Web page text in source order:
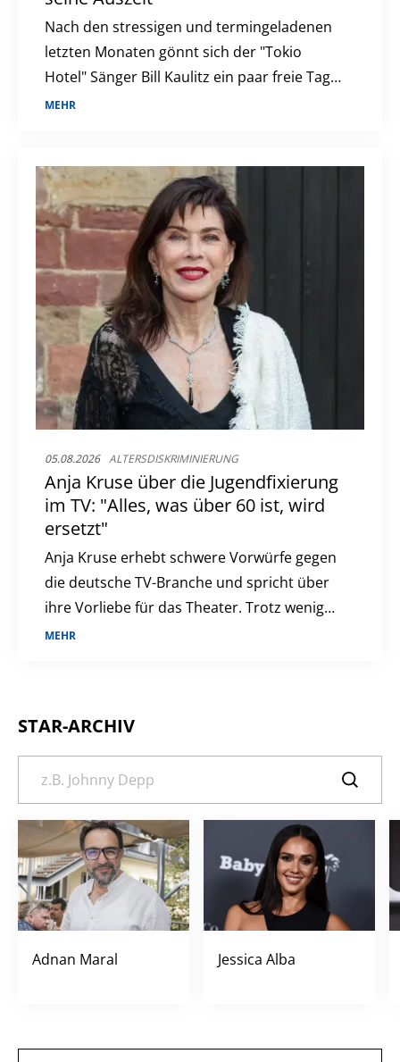
Nach den stressigen und termingeladenen
letzten Monaten gönnt sich der "Tokio
Hotel" Sänger Bill Kaulitz ein paar freie Tage.
Diese verbringt er in Italien, genauer gesagt
MEHR
05.08.2026 ALTERSDISKRIMINIERUNG
Anja Kruse über die Jugendfixierung
im TV: "Alles, was über 60 ist, wird
ersetzt"
Anja Kruse erhebt schwere Vorwürfe gegen
die deutsche TV-Branche und spricht über
ihre Vorliebe für das Theater. Trotz weniger
TV-Rollen bleibt sie aktiv und engagiert.
MEHR
STAR-ARCHIV
Adnan Maral Jessica Alba